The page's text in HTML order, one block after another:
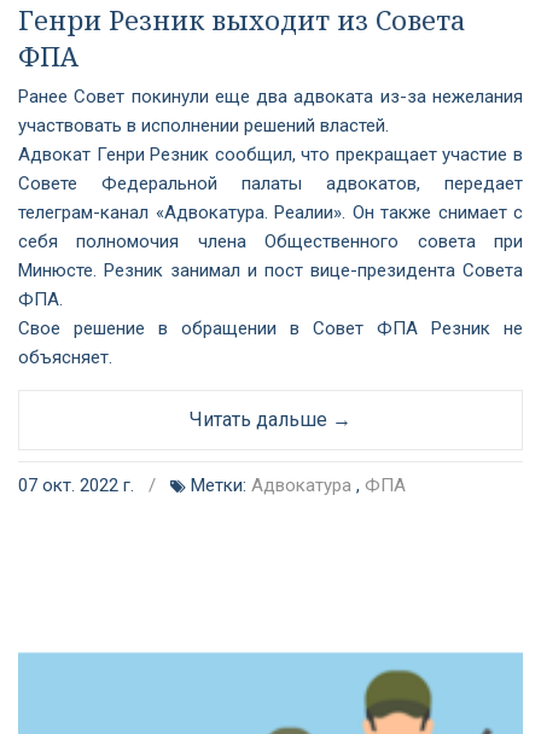
Генри Резник выходит из Совета
ФПА
Ранее Совет покинули еще два адвоката из-за нежелания
участвовать в исполнении решений властей.
Адвокат Генри Резник сообщил, что прекращает участие в
Совете Федеральной палаты адвокатов, передает
телеграм-канал «Адвокатура. Реалии». Он также снимает с
себя полномочия члена Общественного совета при
Минюсте. Резник занимал и пост вице-президента Совета
ФПА.
Свое решение в обращении в Совет ФПА Резник не
объясняет.
Читать дальше →
07 окт. 2022 г. / Метки: Адвокатура , ФПА